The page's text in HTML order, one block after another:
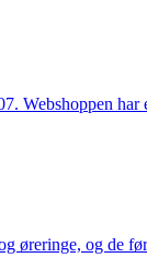
Webshoppen
øreringe, og de